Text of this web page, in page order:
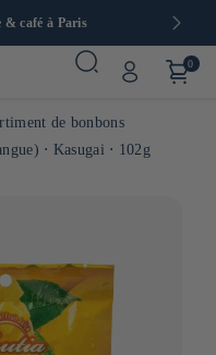
& café à Paris
0
de bonbons
⋅ Kasugai ⋅ 102g